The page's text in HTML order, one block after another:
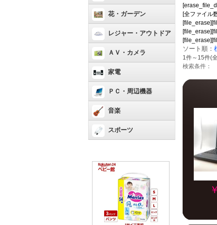
花・ガーデン
レジャー・アウトドア
ＡＶ・カメラ
家電
ＰＣ・周辺機器
音楽
スポーツ
[全ファイル
ソート順：
1件～15件(
検索条件：